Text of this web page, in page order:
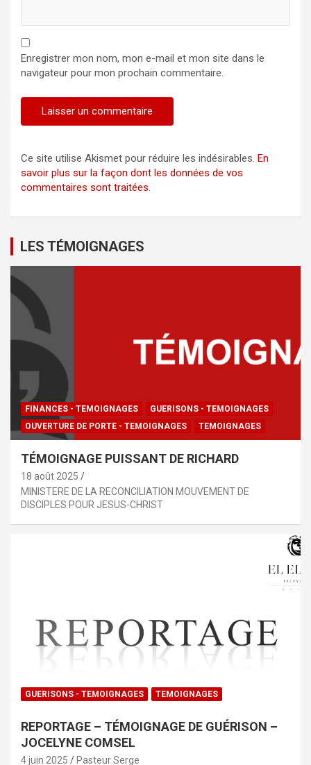
Enregistrer mon nom, mon e-mail et mon site dans le
navigateur pour mon prochain commentaire.
Ce site utilise Akismet pour réduire les indésirables. En
savoir plus sur la façon dont les données de vos
commentaires sont traitées.
LES TÉMOIGNAGES
FINANCES - TEMOIGNAGES
GUERISONS - TEMOIGNAGES
OUVERTURE DE PORTE - TEMOIGNAGES
TEMOIGNAGES
TÉMOIGNAGE PUISSANT DE RICHARD
18 août 2025
MINISTERE DE LA RECONCILIATION MOUVEMENT DE
DISCIPLES POUR JESUS-CHRIST
GUERISONS - TEMOIGNAGES TEMOIGNAGES
REPORTAGE – TÉMOIGNAGE DE GUÉRISON –
JOCELYNE COMSEL
4 juin 2025 Pasteur Serge